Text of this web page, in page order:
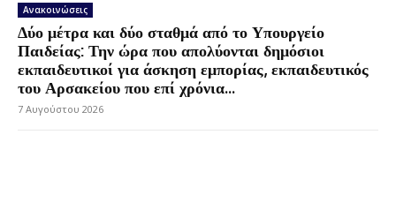
Ανακοινώσεις
Δύο μέτρα και δύο σταθμά από το Υπουργείο
Παιδείας: Την ώρα που απολύονται δημόσιοι
εκπαιδευτικοί για άσκηση εμπορίας, εκπαιδευτικός
του Αρσακείου που επί χρόνια...
7 Αυγούστου 2026